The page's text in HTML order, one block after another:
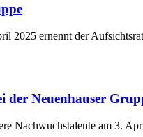
2025 ernennt der
der Neuenhauser
Nachwuchstalente am 3.